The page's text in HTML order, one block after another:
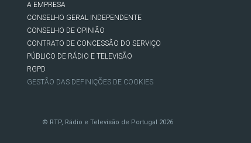
A EMPRESA
CONSELHO GERAL INDEPENDENTE
CONSELHO DE OPINIÃO
CONTRATO DE CONCESSÃO DO SERVIÇO
PÚBLICO DE RÁDIO E TELEVISÃO
RGPD
GESTÃO DAS DEFINIÇÕES DE COOKIES
© RTP, Rádio e Televisão de Portugal 2026